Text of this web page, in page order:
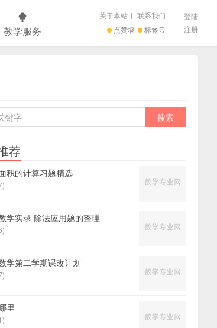
教学服务 点赞墙 标签云
关于本站 | 联系我们
登陆
注册
荐
积的计算习题精选
学实录 除法应用题的整理
学第二学期课改计划
里